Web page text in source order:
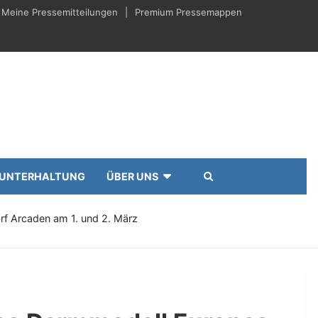
Meine Pressemitteilungen Premium Pressemappen
UNTERHALTUNG ÜBER UNS
Arcaden am 1. und 2. März